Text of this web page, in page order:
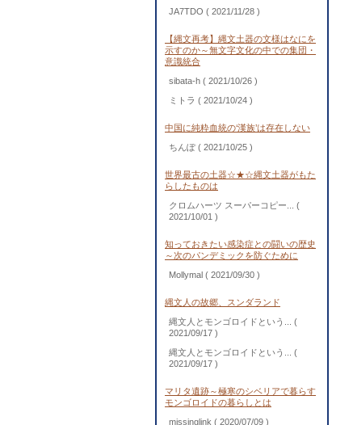
JA7TDO ( 2021/11/28 )
【縄文再考】縄文土器の文様はなにを
示すのか～無文字文化の中での集団・
意識統合
sibata-h ( 2021/10/26 )
ミトラ ( 2021/10/24 )
中国に純粋血統の‘漢族’は存在しない
ちんぽ( 2021/10/25 )
世界最古の土器☆★☆縄文土器がもた
らしたものは
クロムハーツ スーパーコピー... (
2021/10/01 )
知っておきたい感染症との闘いの歴史
～次のパンデミックを防ぐために
Mollymal ( 2021/09/30 )
縄文人の故郷、スンダランド
縄文人とモンゴロイドという... (
2021/09/17 )
縄文人とモンゴロイドという... (
2021/09/17 )
マリタ遺跡～極寒のシベリアで暮らす
モンゴロイドの暮らしとは
missinglink ( 2020/07/09 )